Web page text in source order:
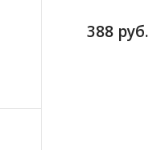
388 руб.